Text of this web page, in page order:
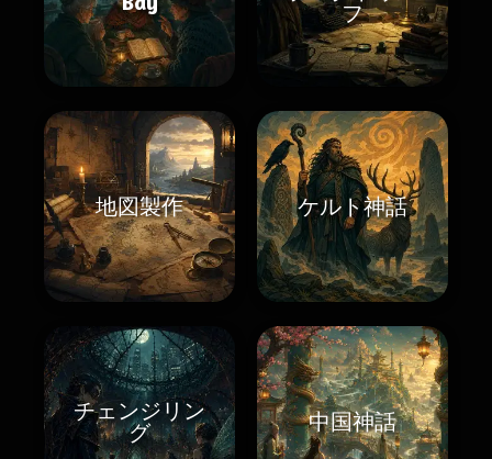
フ
地図製作 ケルト神話
チェンジリン
グ
中国神話